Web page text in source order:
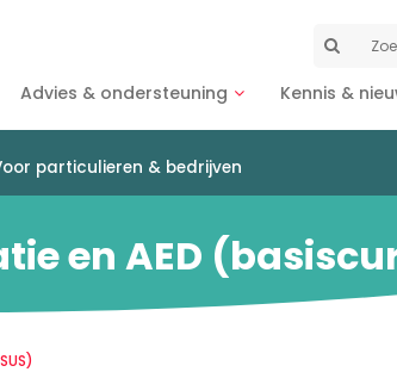
Advies & ondersteuning Kennis &
particulieren & bedrijven
en AED